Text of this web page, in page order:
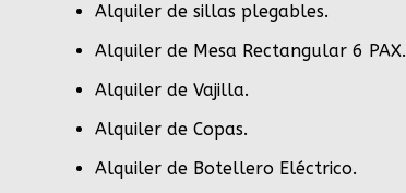
Alquiler de sillas plegables.
Alquiler de Mesa Rectangular 6 PAX.
Alquiler de Vajilla.
Alquiler de Copas.
Alquiler de Botellero Eléctrico.